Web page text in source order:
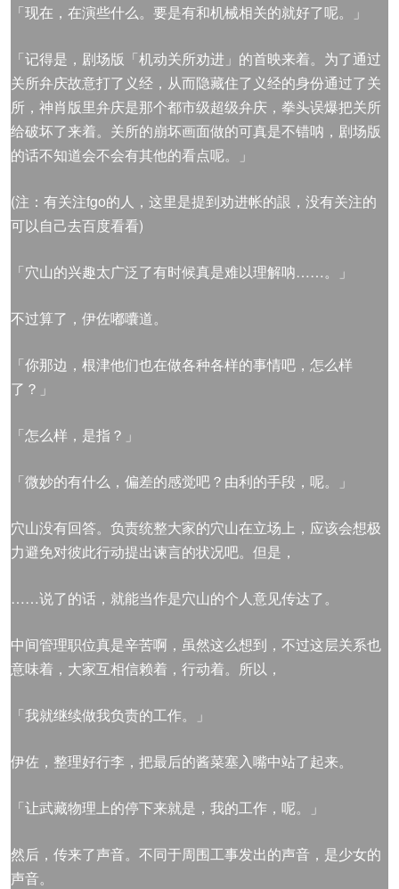
「现在，在演些什么。要是有和机械相关的就好了呢。」
「记得是，剧场版「机动关所劝进」的首映来着。为了通过
关所弁庆故意打了义经，从而隐藏住了义经的身份通过了关
所，神肖版里弁庆是那个都市级超级弁庆，拳头误爆把关所
给破坏了来着。关所的崩坏画面做的可真是不错呐，剧场版
的话不知道会不会有其他的看点呢。」
(注：有关注fgo的人，这里是提到劝进帐的詪，没有关注的
可以自己去百度看看)
「穴山的兴趣太广泛了有时候真是难以理解呐……。」
不过算了，伊佐嘟囔道。
「你那边，根津他们也在做各种各样的事情吧，怎么样
了？」
「怎么样，是指？」
「微妙的有什么，偏差的感觉吧？由利的手段，呢。」
穴山没有回答。负责统整大家的穴山在立场上，应该会想极
力避免对彼此行动提出谏言的状况吧。但是，
……说了的话，就能当作是穴山的个人意见传达了。
中间管理职位真是辛苦啊，虽然这么想到，不过这层关系也
意味着，大家互相信赖着，行动着。所以，
「我就继续做我负责的工作。」
伊佐，整理好行李，把最后的酱菜塞入嘴中站了起来。
「让武藏物理上的停下来就是，我的工作，呢。」
然后，传来了声音。不同于周围工事发出的声音，是少女的
声音。